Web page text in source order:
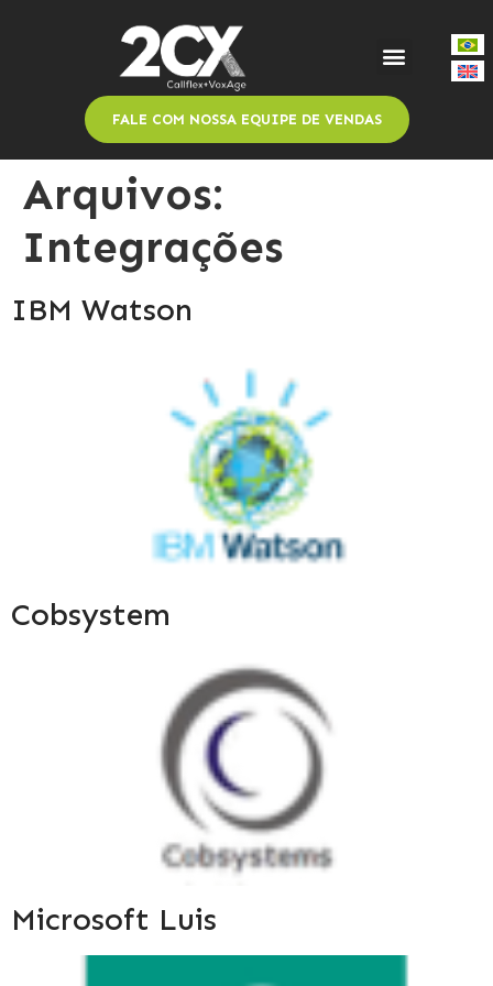
FALE COM NOSSA EQUIPE DE VENDAS
Arquivos:
Integrações
IBM Watson
Cobsystem
Microsoft Luis